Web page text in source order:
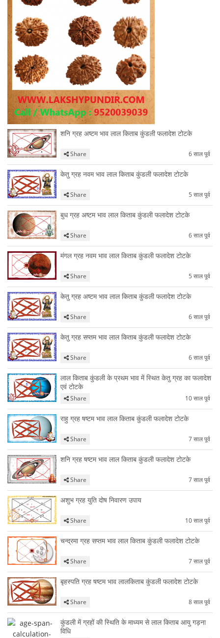
शनि ग्रह अष्टम भाव लाल किताब कुंडली फलादेश टोटके
Share 6 साल पूर्व
केतु ग्रह नवम भाव लाल किताब कुंडली फलादेश टोटके
Share 5 साल पूर्व
बुध ग्रह अष्टम भाव लाल किताब कुंडली फलादेश टोटके
Share 6 साल पूर्व
मंगल ग्रह नवम भाव लाल किताब कुंडली फलादेश टोटके
Share 5 साल पूर्व
केतु ग्रह अष्टम भाव लाल किताब कुंडली फलादेश टोटके
Share 6 साल पूर्व
केतु ग्रह सप्तम भाव लाल किताब कुंडली फलादेश टोटके
Share 6 साल पूर्व
लाल किताब कुंडली के प्रथम भाव में स्थित केतु ग्रह का फलादेश
एवं टोटके
Share 10 साल पूर्व
राहु ग्रह षष्टम भाव लाल किताब कुंडली फलादेश टोटके
Share 7 साल पूर्व
शनि ग्रह षष्टम भाव लाल किताब कुंडली फलादेश टोटके
Share 7 साल पूर्व
अशुभ ग्रह युति दोष निवारण उपाय
Share 10 साल पूर्व
चन्द्रमा ग्रह सप्तम भाव लाल किताब कुंडली फलादेश टोटके
Share 7 साल पूर्व
बृहस्पति ग्रह षष्टम भाव लालकिताब कुंडली फलादेश टोटके
Share 8 साल पूर्व
कुंडली में ग्रहों की स्थिति के माध्यम से लाल किताब आयु गड़ना
विधि